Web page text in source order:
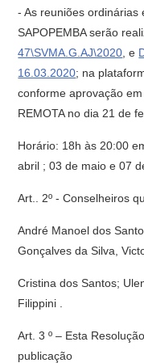
- As reuniões ordinárias
SAPOPEMBA serão
47\SVMA.G.AJ\2020 , e
16.03.2020; na
conforme aprovação
REMOTA no dia 21 de
Horário: 18h às 20:00
abril ; 03 de maio e 07
Art.. 2º - Conselheiros
André Manoel dos
Gonçalves da Silva,
Cristina dos Santos;
Filippini .
Art. 3 º – Esta
publicação